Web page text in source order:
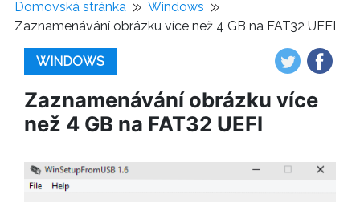
Domovská stránka
Windows
Zaznamenávání obrázku více než 4 GB na FAT32 UEFI
WINDOWS
Zaznamenávání obrázku více
než 4 GB na FAT32 UEFI